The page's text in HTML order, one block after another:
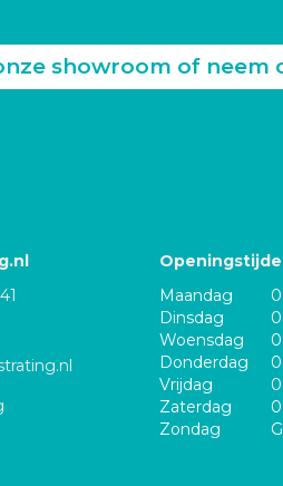
showroom of neem
Maandag
Dinsdag
Woensdag
Donderdag
Vrijdag
Zaterdag
Zondag